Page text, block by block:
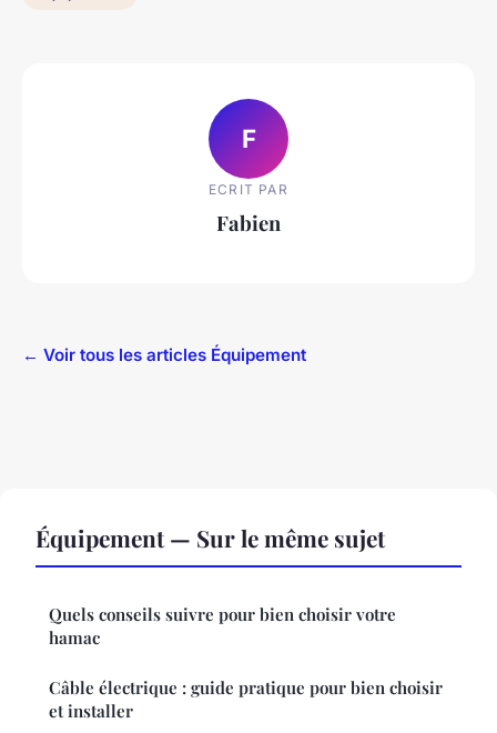
F
ECRIT PAR
Fabien
← Voir tous les articles Équipement
Équipement — Sur le même sujet
Quels conseils suivre pour bien choisir votre
hamac
Câble électrique : guide pratique pour bien choisir
et installer